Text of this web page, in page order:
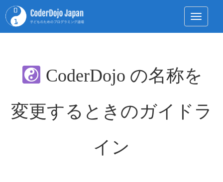
Toggle
CoderDojo の名称を
変更するときのガイドラ
イン